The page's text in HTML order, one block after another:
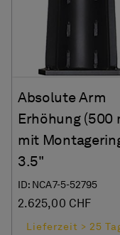
Absolute Arm
Erhöhung (500
mit
3.5"
ID: NCA7-5-52795
2.625,00 CHF
Lieferzeit > 25